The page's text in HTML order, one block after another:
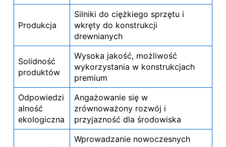
Produkcja
Silniki do ciężkiego sprzętu i
wkręty do konstrukcji
drewnianych
Solidność
produktów
Wysoka jakość, możliwość
wykorzystania w konstrukcjach
premium
Odpowiedzi
alność
ekologiczna
Angażowanie się w
zrównoważony rozwój i
przyjazność dla środowiska
Wprowadzanie nowoczesnych